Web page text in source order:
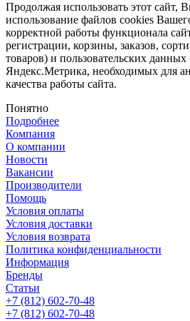
Продолжая использовать этот сайт,
использование файлов cookies
корректной работы функционала
регистрации, корзины, заказов,
товаров) и пользовательских
Яндекс.Метрика, необходимых для
качества работы сайта.
Понятно
Подробнее
Компания
О компании
Новости
Вакансии
Производители
Помощь
Условия оплаты
Условия доставки
Условия возврата
Политика конфиденциальности
Информация
Бренды
Статьи
+7 (812) 602-70-48
+7 (812) 602-70-48